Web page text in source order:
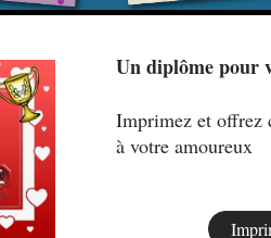
Un diplôme pour
Imprimez et offrez
à votre amoureux